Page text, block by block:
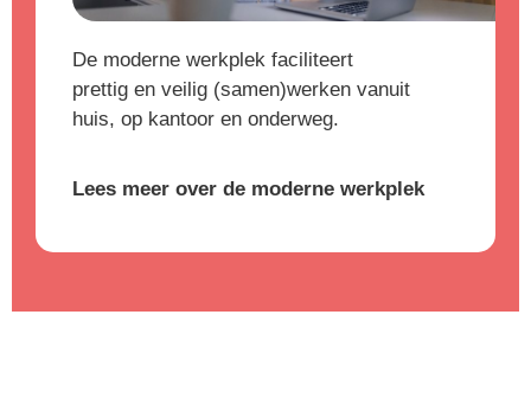
De moderne werkplek faciliteert
prettig en veilig (samen)werken vanuit
huis, op kantoor en onderweg.
Lees meer over de moderne werkplek